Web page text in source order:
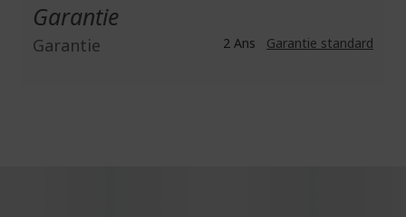
Garantie
Garantie 2 Ans Garantie standard